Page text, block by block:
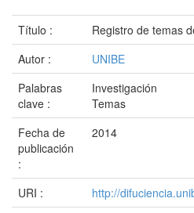
Título :
Registro de temas
Autor :
UNIBE
Palabras
clave :
Investigación
Temas
Fecha de
publicación
:
2014
URI :
http://